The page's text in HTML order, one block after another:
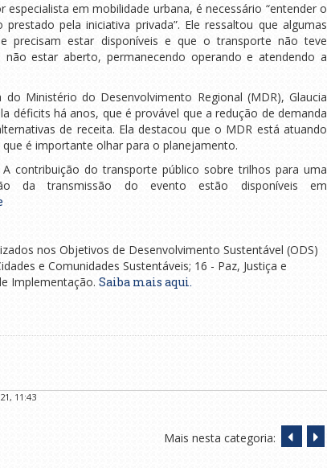
em mobilidade urbana, é necessário “entender o
pela iniciativa privada”. Ele ressaltou que algumas
precisam estar disponíveis e que o transporte não teve
estar aberto, permanecendo operando e atendendo a
Ministério do Desenvolvimento Regional (MDR), Glaucia
déficits há anos, que é provável que a redução de demanda
de receita. Ela destacou que o MDR está atuando
é importante olhar para o planejamento.
contribuição do transporte público sobre trilhos para uma
da transmissão do evento estão disponíveis em
nos Objetivos de Desenvolvimento Sustentável (ODS)
e Comunidades Sustentáveis; 16 - Paz, Justiça e
Implementação. Saiba mais aqui.
11:43
Mais nesta categoria: